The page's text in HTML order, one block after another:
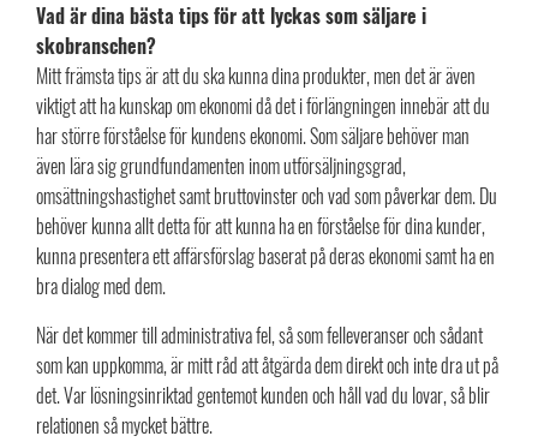
Vad är dina bästa tips för att lyckas som säljare i
skobranschen?
Mitt främsta tips är att du ska kunna dina produkter, men det är även
viktigt att ha kunskap om ekonomi då det i förlängningen innebär att du
har större förståelse för kundens ekonomi. Som säljare behöver man
även lära sig grundfundamenten inom utförsäljningsgrad,
omsättningshastighet samt bruttovinster och vad som påverkar dem. Du
behöver kunna allt detta för att kunna ha en förståelse för dina kunder,
kunna presentera ett affärsförslag baserat på deras ekonomi samt ha en
bra dialog med dem.
När det kommer till administrativa fel, så som felleveranser och sådant
som kan uppkomma, är mitt råd att åtgärda dem direkt och inte dra ut på
det. Var lösningsinriktad gentemot kunden och håll vad du lovar, så blir
relationen så mycket bättre.